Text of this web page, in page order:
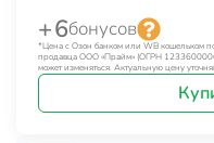
+ 6бонусов
*Цена с Озон банком или WB кошельком
продавца ООО «Прайм» (ОГРН
может изменяться. Актуальную цену